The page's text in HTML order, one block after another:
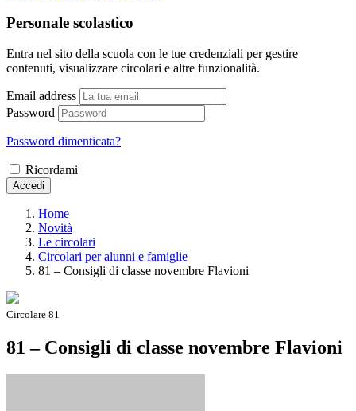
Personale scolastico
Entra nel sito della scuola con le tue credenziali per gestire
contenuti, visualizzare circolari e altre funzionalità.
Email address
Password
Password dimenticata?
Ricordami
Accedi
Home
Novità
Le circolari
Circolari per alunni e famiglie
81 – Consigli di classe novembre Flavioni
Circolare 81
81 – Consigli di classe novembre Flavioni